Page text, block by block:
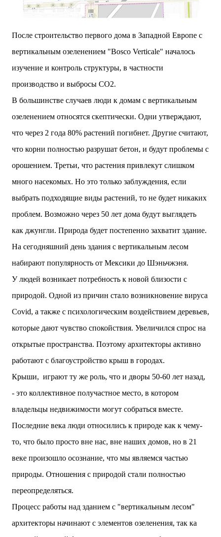
После строительство первого дома в Западной Европе с
вертикальным озеленением "Bosco Verticale" началось
изучение и контроль структуры, в частности
производство и выбросы CO2.
В большинстве случаев люди к домам с вертикальным
озеленением относятся скептически. Одни утверждают,
что через 2 года 80% растений погибнет. Другие считают,
что корни полностью разрушат бетон, и будут проблемы с
орошением. Третьи, что растения привлекут слишком
много насекомых. Но это только заблуждения, если
выбрать подходящие виды растений, то не будет никаких
проблем. Возможно через 50 лет дома будут выглядеть
как джунгли. Природа будет постепенно захватит здание.
На сегодняшний день здания с вертикальным лесом
набирают популярность от Мексики до Шэньчжэня.
У людей возникает потребность к новой близости с
природой. Одной из причин стало возникновение вируса
Covid, а также с психологическим воздействием деревьев,
которые дают чувство спокойствия. Увеличился спрос на
открытые пространства. Поэтому архитекторы активно
работают с благоустройство крыш в городах.
Крыши, играют ту же роль, что и дворы 50-60 лет назад,
- это коллективное получастное место, в котором
владельцы недвижимости могут собраться вместе.
Последние века люди относились к природе как к чему-
то, что было просто вне нас, вне наших домов, но в 21
веке произошло осознание, что мы являемся частью
природы. Отношения с природой стали полностью
переопределяться.
Процесс работы над зданием с "вертикальным лесом"
архитекторы начинают с элементов озеленения, так ка